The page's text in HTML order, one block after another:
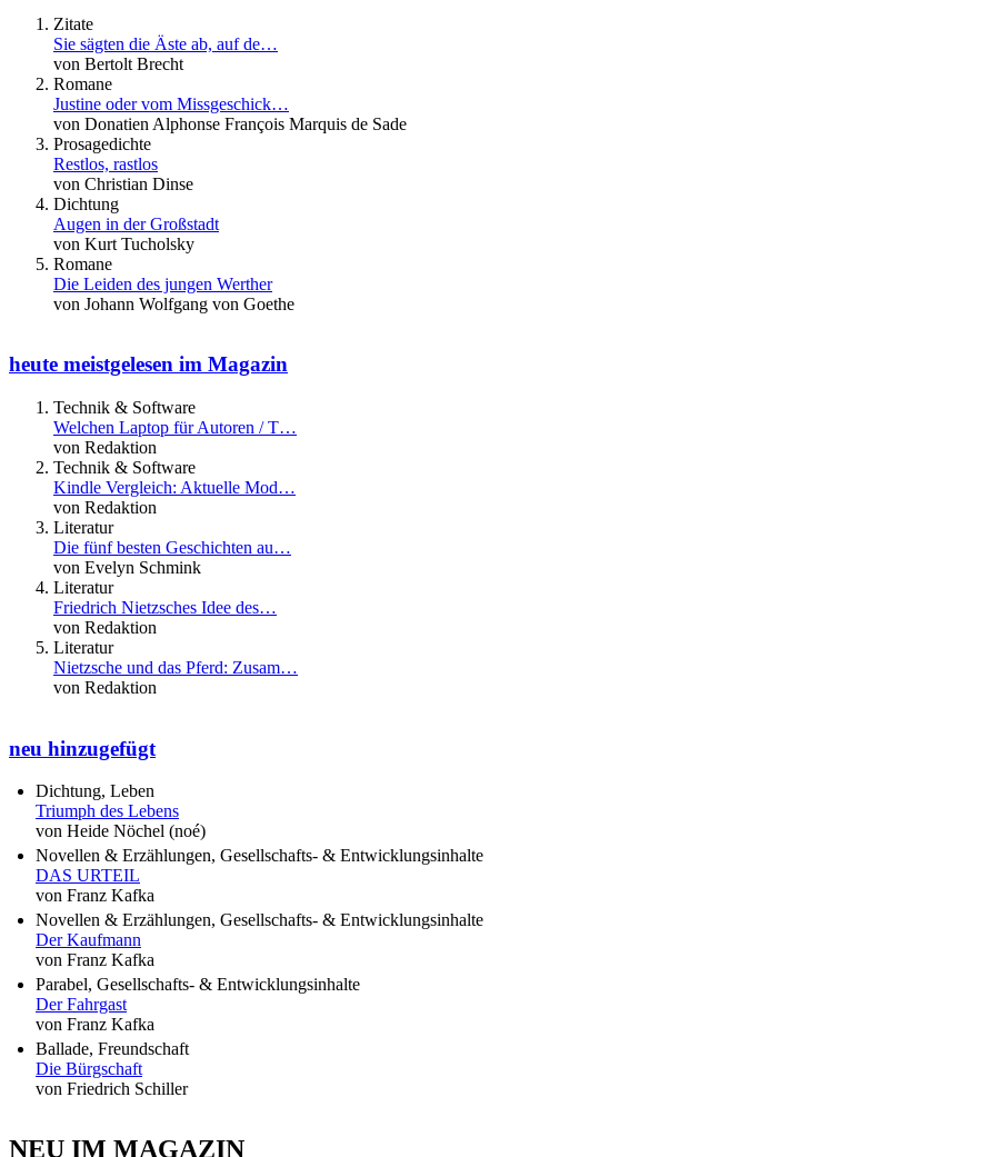
Zitate
Sie sägten die Äste ab, auf de…
von Bertolt Brecht
Romane
Justine oder vom Missgeschick…
von Donatien Alphonse François Marquis de Sade
Prosagedichte
Restlos, rastlos
von Christian Dinse
Dichtung
Augen in der Großstadt
von Kurt Tucholsky
Romane
Die Leiden des jungen Werther
von Johann Wolfgang von Goethe
heute meistgelesen im Magazin
Technik & Software
Welchen Laptop für Autoren / T…
von Redaktion
Technik & Software
Kindle Vergleich: Aktuelle Mod…
von Redaktion
Literatur
Die fünf besten Geschichten au…
von Evelyn Schmink
Literatur
Friedrich Nietzsches Idee des…
von Redaktion
Literatur
Nietzsche und das Pferd: Zusam…
von Redaktion
neu hinzugefügt
Dichtung, Leben
Triumph des Lebens
von Heide Nöchel (noé)
Novellen & Erzählungen, Gesellschafts- & Entwicklungsinhalte
DAS URTEIL
von Franz Kafka
Novellen & Erzählungen, Gesellschafts- & Entwicklungsinhalte
Der Kaufmann
von Franz Kafka
Parabel, Gesellschafts- & Entwicklungsinhalte
Der Fahrgast
von Franz Kafka
Ballade, Freundschaft
Die Bürgschaft
von Friedrich Schiller
NEU IM MAGAZIN